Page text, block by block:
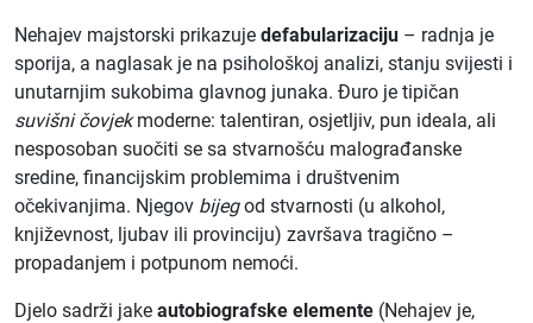
Nehajev majstorski prikazuje defabularizaciju – radnja je
sporija, a naglasak je na psihološkoj analizi, stanju svijesti i
unutarnjim sukobima glavnog junaka. Đuro je tipičan
suvišni čovjekmoderne: talentiran, osjetljiv, pun ideala, ali
nesposoban suočiti se sa stvarnošću malograđanske
sredine, financijskim problemima i društvenim
očekivanjima. Njegov bijegod stvarnosti (u alkohol,
književnost, ljubav ili provinciju) završava tragično –
propadanjem i potpunom nemoći.
Djelo sadrži jake autobiografske elemente (Nehajev je,